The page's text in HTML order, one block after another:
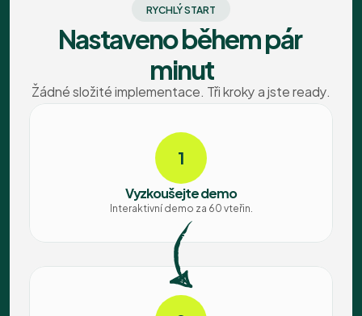
RYCHLÝ START
Nastaveno během pár
minut
Žádné složité implementace. Tři kroky a jste ready.
1
Vyzkoušejte demo
Interaktivní demo za 60 vteřin.